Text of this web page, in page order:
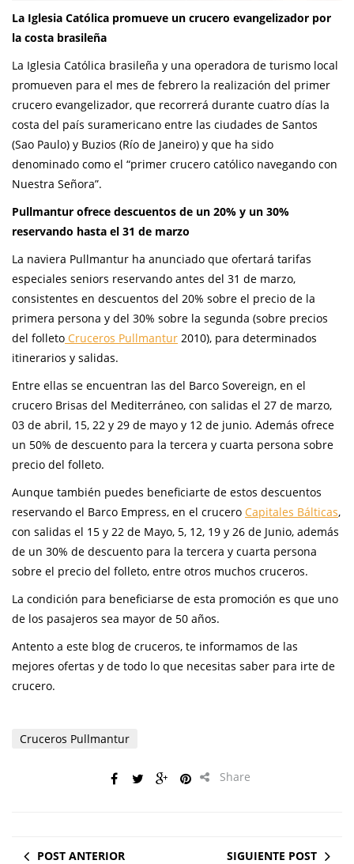
La Iglesia Católica promueve un crucero evangelizador por
la costa brasileña
La Iglesia Católica brasileña y una operadora de turismo local
promueven para el mes de febrero la realización del primer
crucero evangelizador, que recorrerá durante cuatro días la
costa del país suramericano entre las ciudades de Santos
(Sao Paulo) y Buzios (Río de Janeiro) y que ha sido
denominado como el “primer crucero católico navegando con
Nuestra Señora”.
Pullmantur ofrece descuentos de un 20% y un 30%
reservando hasta el 31 de marzo
La naviera Pullmantur ha anunciado que ofertará tarifas
especiales seniors reservando antes del 31 de marzo,
consistentes en descuentos del 20% sobre el precio de la
primera persona y del 30% sobre la segunda (sobre precios
del folleto Cruceros Pullmantur 2010), para determinados
itinerarios y salidas.
Entre ellas se encuentran las del Barco Sovereign, en el
crucero Brisas del Mediterráneo, con salidas el 27 de marzo,
03 de abril, 15, 22 y 29 de mayo y 12 de junio. Además ofrece
un 50% de descuento para la tercera y cuarta persona sobre
precio del folleto.
Aunque también puedes beneficiarte de estos descuentos
reservando el Barco Empress, en el crucero Capitales Bálticas,
con salidas el 15 y 22 de Mayo, 5, 12, 19 y 26 de Junio, además
de un 30% de descuento para la tercera y cuarta persona
sobre el precio del folleto, entre otros muchos cruceros.
La condición para beneficiarse de esta promoción es que uno
de los pasajeros sea mayor de 50 años.
Antento a este blog de cruceros, te informamos de las
mejores ofertas y de todo lo que necesitas saber para irte de
crucero.
Cruceros Pullmantur
Share
POST ANTERIOR SIGUIENTE POST